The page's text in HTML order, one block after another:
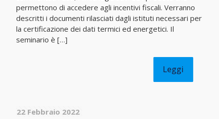
permettono di accedere agli incentivi fiscali. Verranno
descritti i documenti rilasciati dagli istituti necessari per
la certificazione dei dati termici ed energetici. Il
seminario è […]
Leggi
22 Febbraio 2022